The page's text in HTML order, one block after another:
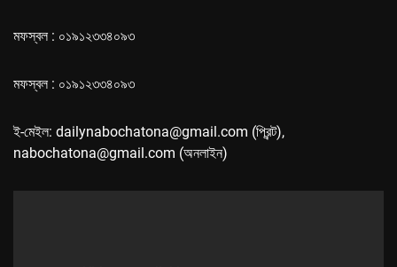
মফস্বল : ০১৯১২৩৩৪০৯৩
মফস্বল : ০১৯১২৩৩৪০৯৩
ই-মেইল: dailynabochatona@gmail.com (প্রিন্ট),
nabochatona@gmail.com (অনলাইন)